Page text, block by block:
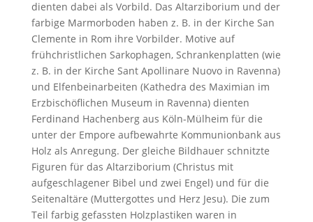
dienten dabei als Vorbild. Das Altarziborium und der
farbige Marmorboden haben z. B. in der Kirche San
Clemente in Rom ihre Vorbilder. Motive auf
frühchristlichen Sarkophagen, Schrankenplatten (wie
z. B. in der Kirche Sant Apollinare Nuovo in Ravenna)
und Elfenbeinarbeiten (Kathedra des Maximian im
Erzbischöflichen Museum in Ravenna) dienten
Ferdinand Hachenberg aus Köln-Mülheim für die
unter der Empore aufbewahrte Kommunionbank aus
Holz als Anregung. Der gleiche Bildhauer schnitzte
Figuren für das Altarziborium (Christus mit
aufgeschlagener Bibel und zwei Engel) und für die
Seitenaltäre (Muttergottes und Herz Jesu). Die zum
Teil farbig gefassten Holzplastiken waren in